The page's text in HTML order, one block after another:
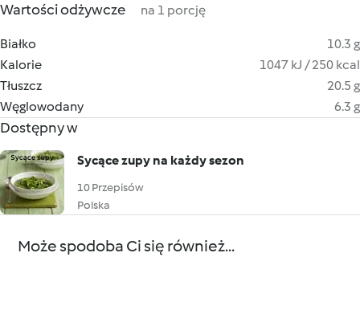
Wartości odżywcze na 1 porcję
Białko
10.3 g
Kalorie
1047 kJ / 250 kcal
Tłuszcz
20.5 g
Węglowodany
6.3 g
Dostępny w
Sycące zupy na każdy sezon
10 Przepisów
Polska
Może spodoba Ci się również...